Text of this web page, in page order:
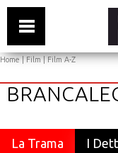
Home|Film|Film A-Z
La Trama I